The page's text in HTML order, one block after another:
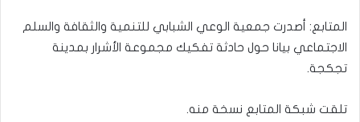
المتابع: أصدرت جمعية الوعي الشبابي للتنمية والثقافة والسلم
الاجتماعي بيانا حول حادثة تفكيك مجموعة الأشرار بمدينة
تجكجة.
تلقت شبكة المتابع نسخة منه.